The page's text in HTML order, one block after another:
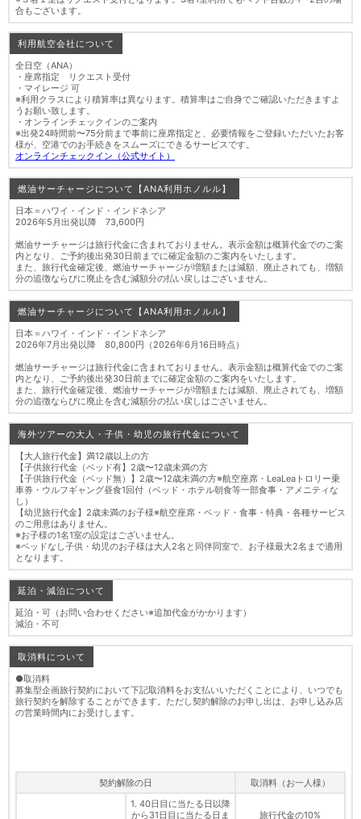
合もございます。
利用航空会社について
全日空（ANA）
・座席指定 リクエスト受付
・マイレージ 可
※利用クラスにより積算率は異なります。積算率はご自身でご確認いただきますよ
うお願い致します。
・オンラインチェックインのご案内
※出発24時間前〜75分前まで事前に座席指定と、必要情報をご登録いただいたお客
様が、空港でのお手続きをスムーズにできるサービスです。
オンラインチェックイン（公式サイト）
燃油サーチャージについて【ANA利用ホノルル】
日本＝ハワイ・インド・インドネシア
2026年5月出発以降 73,600円
燃油サーチャージは旅行代金に含まれておりません。表示金額は概算代金でのご案
内となり、ご予約後出発30日前までに確定金額のご案内をいたします。
また、旅行代金確定後、燃油サーチャージが増額または減額、廃止されても、増額
分の追徴ならびに廃止を含む減額分の払い戻しはございません。
燃油サーチャージについて【ANA利用ホノルル】
日本＝ハワイ・インド・インドネシア
2026年7月出発以降 80,800円（2026年6月16日時点）
燃油サーチャージは旅行代金に含まれておりません。表示金額は概算代金でのご案
内となり、ご予約後出発30日前までに確定金額のご案内をいたします。
また、旅行代金確定後、燃油サーチャージが増額または減額、廃止されても、増額
分の追徴ならびに廃止を含む減額分の払い戻しはございません。
海外ツアーの大人・子供・幼児の旅行代金について
【大人旅行代金】満12歳以上の方
【子供旅行代金（ベッド有】2歳〜12歳未満の方
【子供旅行代金（ベッド無）】2歳〜12歳未満の方※航空座席・LeaLeaトロリー乗
車券・ウルフギャング昼食1回付（ベッド・ホテル朝食等一部食事・アメニティな
し）
【幼児旅行代金】2歳未満のお子様※航空座席・ベッド・食事・特典・各種サービス
のご用意はありません。
※お子様の1名1室の設定はございません。
※ベッドなし子供・幼児のお子様は大人2名と同伴同室で、お子様最大2名まで適用
となります。
延泊・減泊について
延泊・可（お問い合わせください※追加代金がかかります）
減泊・不可
取消料について
●取消料
募集型企画旅行契約において下記取消料をお支払いいただくことにより、いつでも
旅行契約を解除することができます。ただし契約解除のお申し出は、お申し込み店
の営業時間内にお受けします。
契約解除の日 取消料（お一人様）
1. 40日目に当たる日以降
から31日目に当たる日ま
旅行代金の10%